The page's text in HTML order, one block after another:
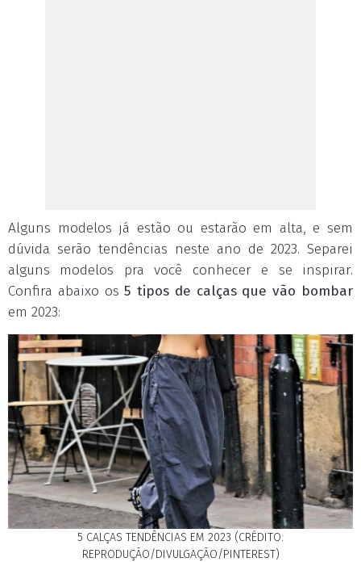
Alguns modelos já estão ou estarão em alta, e sem
dúvida serão tendências neste ano de 2023. Separei
alguns modelos pra você conhecer e se inspirar.
Confira abaixo os5 tipos de calças que vão bombar
em 2023:
5 CALÇAS TENDÊNCIAS EM 2023 (CRÉDITO:
REPRODUÇÃO/DIVULGAÇÃO/PINTEREST)